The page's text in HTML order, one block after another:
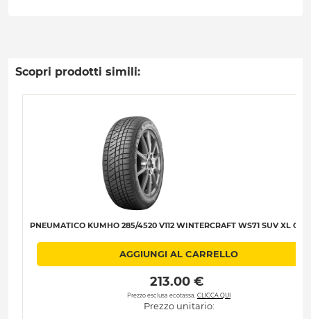
Scopri prodotti simili:
PNEUMATICO KUMHO 285/4520 V112 WINTERCRAFT WS71 SUV XL C-
AGGIUNGI AL CARRELLO
213.00 €
Prezzo esclusa ecotassa. CLICCA QUI
Prezzo unitario: